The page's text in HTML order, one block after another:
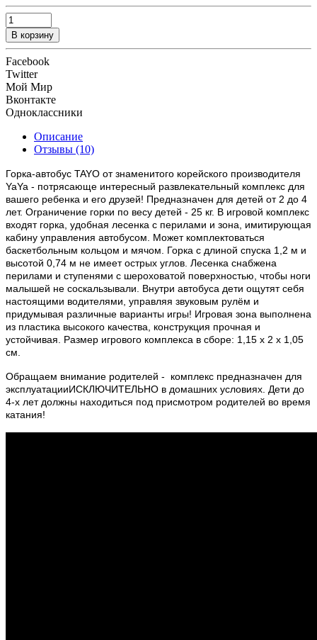
В корзину
Facebook
Twitter
Мой Мир
Вконтакте
Одноклассники
Описание
Отзывы (10)
Горка-автобус TAYO от знаменитого корейского производителя
YaYa - потрясающе интересный развлекательный комплекс для
вашего ребенка и его друзей! Предназначен для детей от 2 до 4
лет. Ограничение горки по весу детей - 25 кг. В игровой комплекс
входят горка, удобная лесенка с перилами и зона, имитирующая
кабину управления автобусом. Может комплектоваться
баскетбольным кольцом и мячом. Горка с длиной спуска 1,2 м и
высотой 0,74 м не имеет острых углов. Лесенка снабжена
перилами и ступенями с шероховатой поверхностью, чтобы ноги
малышей не соскальзывали. Внутри автобуса дети ощутят себя
настоящими водителями, управляя звуковым рулём и
придумывая различные варианты игры! Игровая зона выполнена
из пластика высокого качества, конструкция прочная и
устойчивая. Размер игрового комплекса в сборе: 1,15 х 2 х 1,05
см.
Обращаем внимание родителей - комплекс предназначен для
эксплуатацииИСКЛЮЧИТЕЛЬНО в домашних условиях. Дети до
4-х лет должны находиться под присмотром родителей во время
катания!